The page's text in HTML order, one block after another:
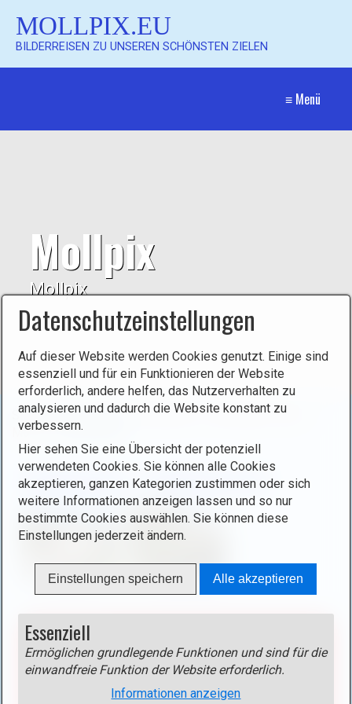
MOLLPIX.EU
BILDERREISEN ZU UNSEREN SCHÖNSTEN ZIELEN
≡ Menü
Mollpix
Mollpix
Sie befinden sich hier:Startseite / Luxemburg / Orte
Mosel / Boudlerbach
Boudlerbach - Buddelerbaach
Blockierter Inhalt!
Aktivieren Sie das CookieExterne Medien >
Google Mapsum diesen Inhalt anzuzeigen!
Anbieter: Google
Datenschutzeinstellungen
Auf dieser Website werden Cookies genutzt. Einige sind
essenziell und für ein Funktionieren der Website
erforderlich, andere helfen, das Nutzerverhalten zu
analysieren und dadurch die Website konstant zu
verbessern.
Hier sehen Sie eine Übersicht der potenziell
verwendeten Cookies. Sie können alle Cookies
akzeptieren, ganzen Kategorien zustimmen oder sich
weitere Informationen anzeigen lassen und so nur
bestimmte Cookies auswählen. Sie können diese
Einstellungen jederzeit ändern.
Einstellungen speichern Alle akzeptieren
Essenziell
Ermöglichen grundlegende Funktionen und sind für die
einwandfreie Funktion der Website erforderlich.
Informationen anzeigen